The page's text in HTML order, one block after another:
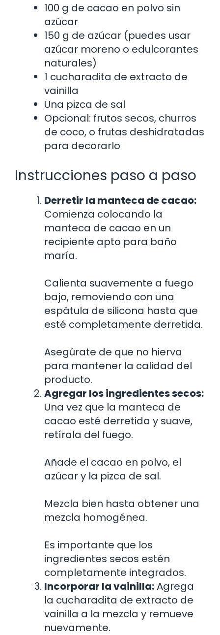
100 g de cacao en polvo sin
azúcar
150 g de azúcar (puedes usar
azúcar moreno o edulcorantes
naturales)
1 cucharadita de extracto de
vainilla
Una pizca de sal
Opcional: frutos secos, churros
de coco, o frutas deshidratadas
para decorarlo
Instrucciones paso a paso
Derretir la manteca de cacao:
Comienza colocando la
manteca de cacao en un
recipiente apto para baño
maría.
Calienta suavemente a fuego
bajo, removiendo con una
espátula de silicona hasta que
esté completamente derretida.
Asegúrate de que no hierva
para mantener la calidad del
producto.
Agregar los ingredientes secos:
Una vez que la manteca de
cacao esté derretida y suave,
retírala del fuego.
Añade el cacao en polvo, el
azúcar y la pizca de sal.
Mezcla bien hasta obtener una
mezcla homogénea.
Es importante que los
ingredientes secos estén
completamente integrados.
Incorporar la vainilla:Agrega
la cucharadita de extracto de
vainilla a la mezcla y remueve
nuevamente.